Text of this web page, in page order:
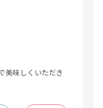
美味しくいただき